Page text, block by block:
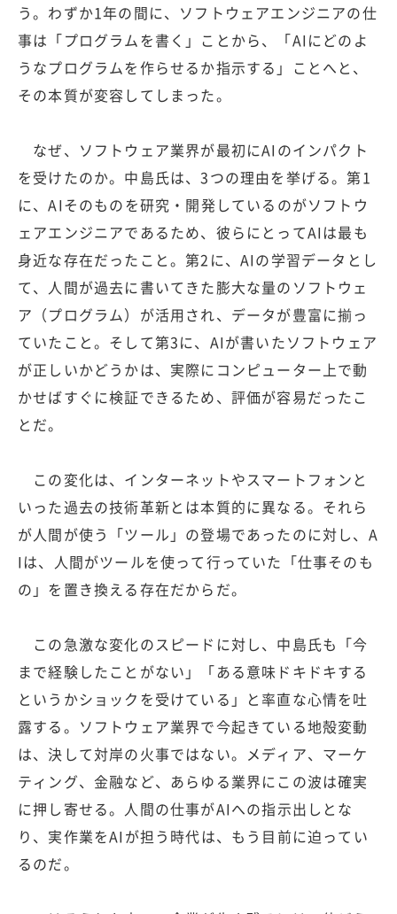
う。わずか1年の間に、ソフトウェアエンジニアの仕
事は「プログラムを書く」ことから、「AIにどのよ
うなプログラムを作らせるか指示する」ことへと、
その本質が変容してしまった。
なぜ、ソフトウェア業界が最初にAIのインパクト
を受けたのか。中島氏は、3つの理由を挙げる。第1
に、AIそのものを研究・開発しているのがソフトウ
ェアエンジニアであるため、彼らにとってAIは最も
身近な存在だったこと。第2に、AIの学習データとし
て、人間が過去に書いてきた膨大な量のソフトウェ
ア（プログラム）が活用され、データが豊富に揃っ
ていたこと。そして第3に、AIが書いたソフトウェア
が正しいかどうかは、実際にコンピューター上で動
かせばすぐに検証できるため、評価が容易だったこ
とだ。
この変化は、インターネットやスマートフォンと
いった過去の技術革新とは本質的に異なる。それら
が人間が使う「ツール」の登場であったのに対し、A
Iは、人間がツールを使って行っていた「仕事そのも
の」を置き換える存在だからだ。
この急激な変化のスピードに対し、中島氏も「今
まで経験したことがない」「ある意味ドキドキする
というかショックを受けている」と率直な心情を吐
露する。ソフトウェア業界で今起きている地殻変動
は、決して対岸の火事ではない。メディア、マーケ
ティング、金融など、あらゆる業界にこの波は確実
に押し寄せる。人間の仕事がAIへの指示出しとな
り、実作業をAIが担う時代は、もう目前に迫ってい
るのだ。